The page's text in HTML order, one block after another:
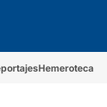
Hemeroteca